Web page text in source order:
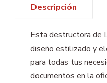
Descripción
Esta destructora de
diseño estilizado y
para todas tus
documentos en la